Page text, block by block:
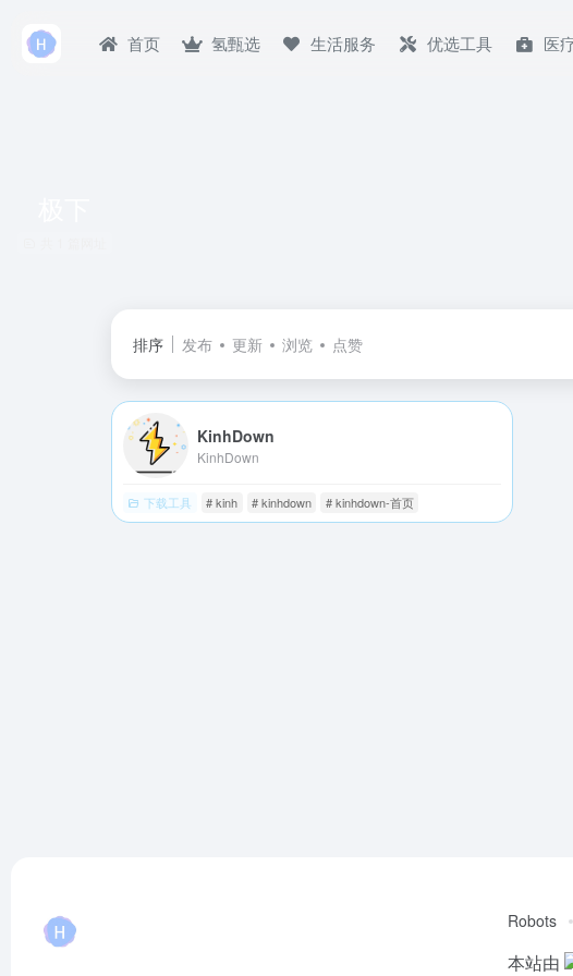
首页 氢甄选 生活服务 优选工具 医
排序 发布 更新 浏览 点赞
KinhDown
KinhDown
下载工具 # kinh # kinhdown # kinhdown-首页
Robots
本站由